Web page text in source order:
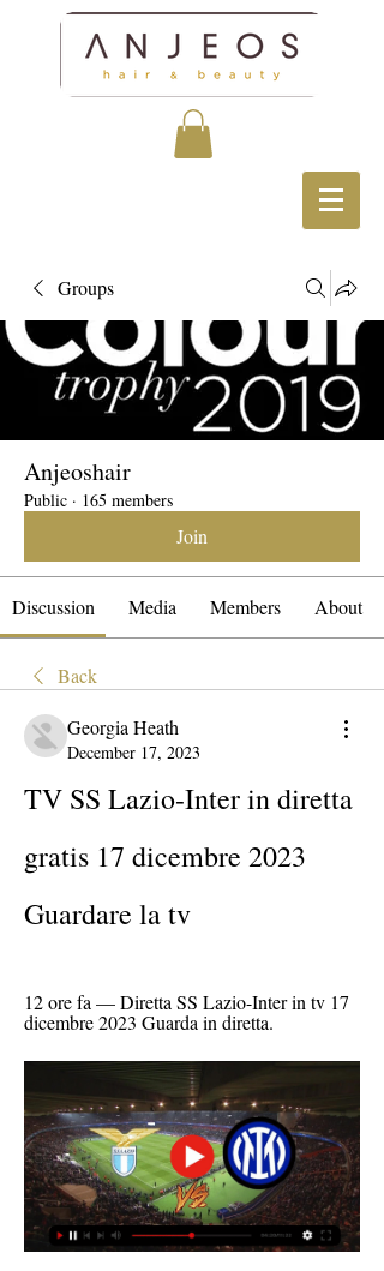
Groups
Anjeoshair
Public · 165 members
Join
Discussion Media Members About
Back
Georgia Heath
December 17, 2023
TV SS Lazio-Inter in diretta
gratis 17 dicembre 2023
Guardare la tv
12 ore fa — Diretta SS Lazio-Inter in tv 17
dicembre 2023 Guarda in diretta.